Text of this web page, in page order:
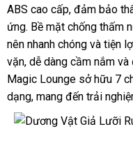
ABS cao cấp, đảm bảo
ứng. Bề mặt chống thấm
nên nhanh chóng và tiện
vặn, dễ dàng cầm nắm
Magic Lounge sở hữu 7
dạng, mang đến trải